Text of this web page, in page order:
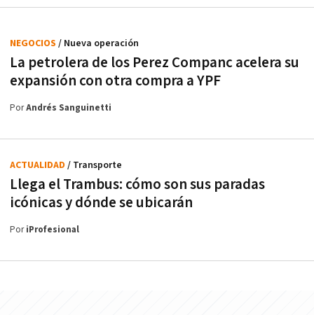
La petrolera de los Perez Companc acelera su
expansión con otra compra a YPF
NEGOCIOS / Nueva operación
PorAndrés Sanguinetti
Llega el Trambus: cómo son sus paradas
icónicas y dónde se ubicarán
ACTUALIDAD / Transporte
PoriProfesional